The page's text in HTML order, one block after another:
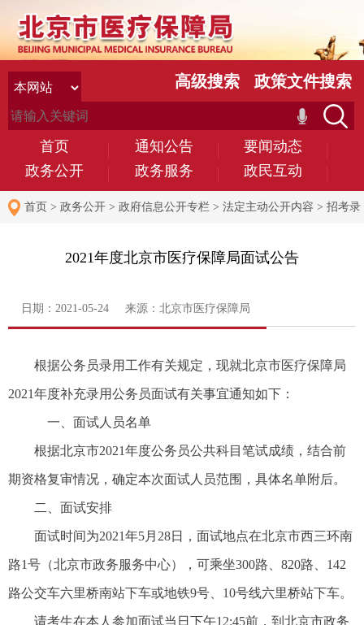
首页 通知公告
要闻动态
政务公开
政务服务 政民互动
高级搜索 政策文件搜索
首页 > 政务公开 > 政府信息公开专栏 > 法定主动公开内容 > 招考录
2021年度北京市医疗保障局面试公告
日期：2021-05-24 来源：北京市医疗保障局
根据公务员录用工作有关规定，现就北京市医疗保障局
2021年度补充录用公务员面试有关事宜通知如下：
一、面试人员名单
根据北京市2021年度公务员公共科目笔试成绩，结合前
期资格复审情况，确定本次面试人员范围，具体名单附后。
二、面试安排
面试时间为2021年5月28日，面试地点在北京市西三环南
路1号（北京市政务服务中心），可乘坐300路、820路、142
路公交车六里桥南站下车或地铁9号、10号线六里桥站下车。
请考生在本人参加面试当日下午12:45前，到北京市政务